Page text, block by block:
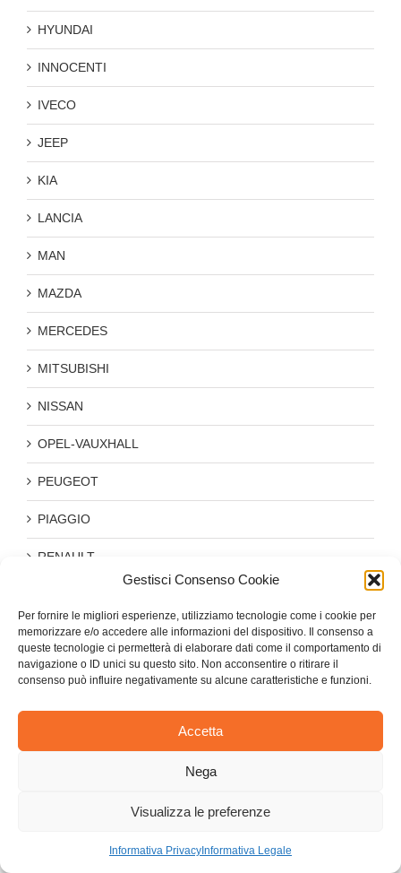
Gestisci Consenso Cookie
Per fornire le migliori esperienze, utilizziamo tecnologie come i cookie per
memorizzare e/o accedere alle informazioni del dispositivo. Il consenso a
queste tecnologie ci permetterà di elaborare dati come il comportamento di
navigazione o ID unici su questo sito. Non acconsentire o ritirare il
consenso può influire negativamente su alcune caratteristiche e funzioni.
Accetta
Nega
Visualizza le preferenze
Informativa Privacy Informativa Legale
HYUNDAI
INNOCENTI
IVECO
JEEP
KIA
LANCIA
MAN
MAZDA
MERCEDES
MITSUBISHI
NISSAN
OPEL-VAUXHALL
PEUGEOT
PIAGGIO
RENAULT
SEAT
SKODA